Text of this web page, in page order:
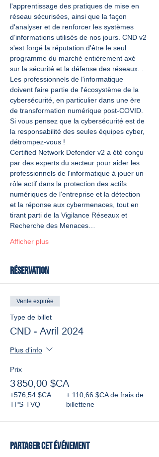
l'apprentissage des pratiques de mise en
réseau sécurisées, ainsi que la façon
d'analyser et de renforcer les systèmes
d’informations utilisés de nos jours. CND v2
s'est forgé la réputation d'être le seul
programme du marché entièrement axé
sur la sécurité et la défense des réseaux. .
Les professionnels de l'informatique
doivent faire partie de l'écosystème de la
cybersécurité, en particulier dans une ère
de transformation numérique post-COVID.
Si vous pensez que la cybersécurité est de
la responsabilité des seules équipes cyber,
détrompez-vous !
Certified Network Defender v2 a été conçu
par des experts du secteur pour aider les
professionnels de l'informatique à jouer un
rôle actif dans la protection des actifs
numériques de l'entreprise et la détection
et la réponse aux cybermenaces, tout en
tirant parti de la Vigilance Réseaux et
Recherche des Menaces…
Afficher plus
Réservation
Vente expirée
Type de billet
CND - Avril 2024
Plus d'info
Prix
3 850,00 $CA
+576,54 $CA
TPS-TVQ
+ 110,66 $CA de frais de
billetterie
Partager cet événement